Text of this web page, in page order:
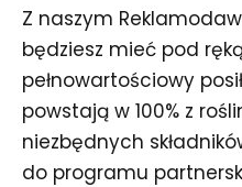
Z naszym
będziesz mieć pod
pełnowartościowy
powstają w 100% z
niezbędnych
do programu